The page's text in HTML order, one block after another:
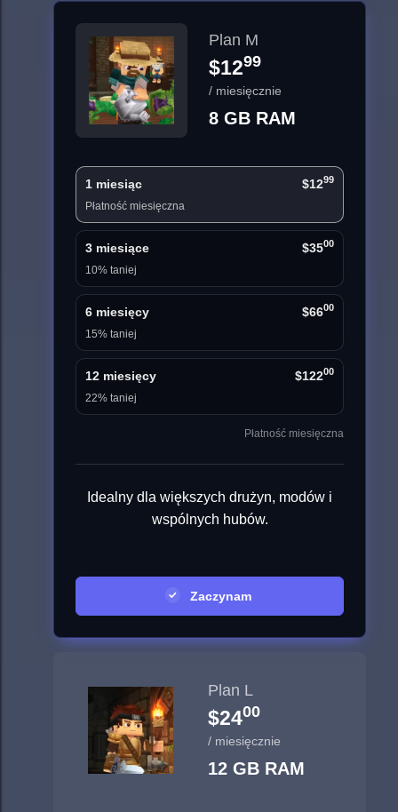
Plan M
$1299
/ miesięcznie
8 GB RAM
1 miesiąc $1299
Płatność miesięczna
3 miesiące $3500
10% taniej
6 miesięcy $6600
15% taniej
12 miesięcy $12200
22% taniej
Płatność miesięczna
Idealny dla większych drużyn, modów i
wspólnych hubów.
Zaczynam
Plan L
$2400
/ miesięcznie
12 GB RAM